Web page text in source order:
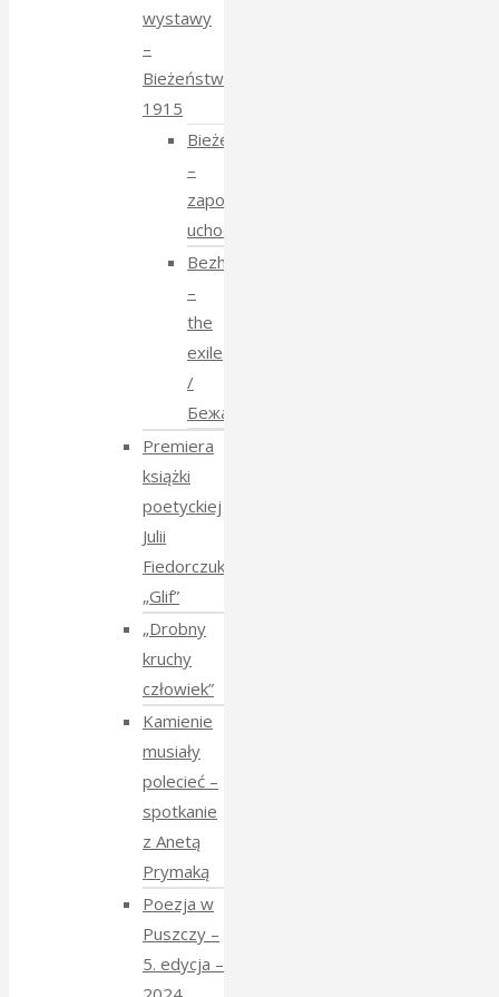
wystawy
–
Bieżeństwo
1915
Bieżeństwo
–
zapomniane
uchodźstwo
Bezhenstvo
–
the
exile
/
Бежанства
Premiera
książki
poetyckiej
Julii
Fiedorczuk
„Glif”
„Drobny
kruchy
człowiek”
Kamienie
musiały
polecieć –
spotkanie
z Anetą
Prymaką
Poezja w
Puszczy –
5. edycja –